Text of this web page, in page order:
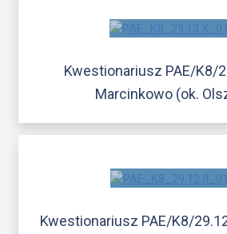
Kwestionariusz PAE/K8/
Marcinkowo (ok.
Kwestionariusz PAE/K8/